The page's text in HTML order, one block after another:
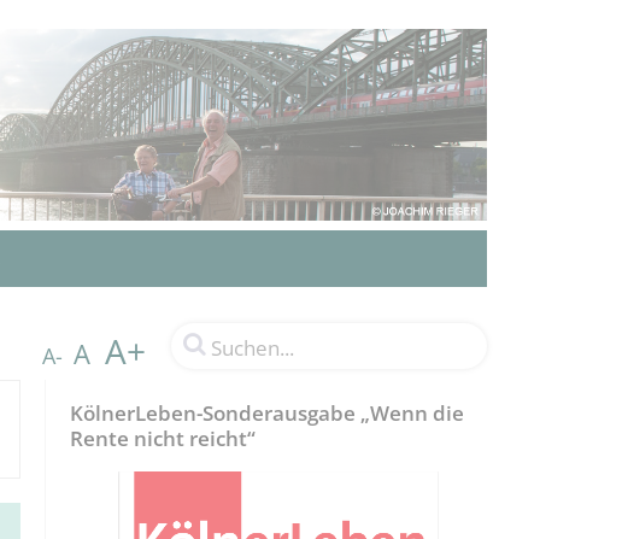
A- A A+
KölnerLeben-Sonderausgabe „Wenn die
Rente nicht reicht“